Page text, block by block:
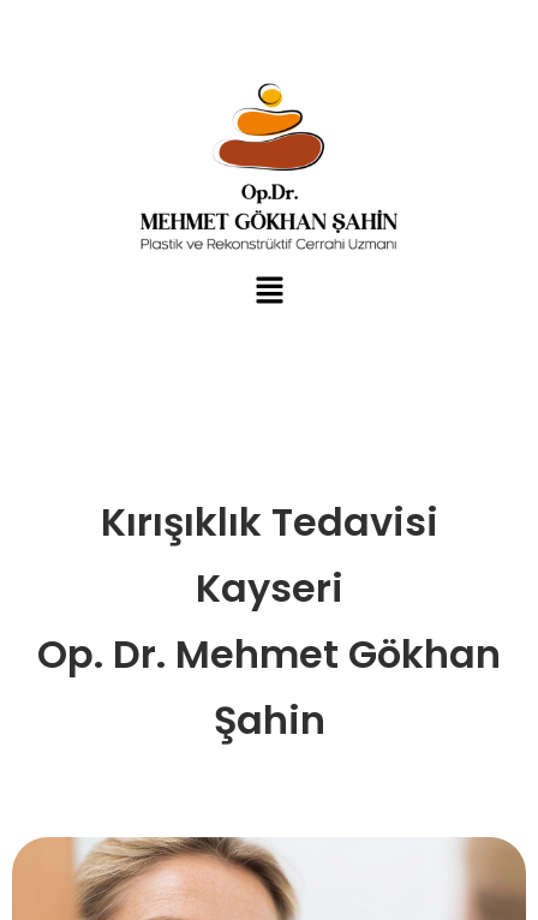
Kırışıklık Tedavisi
Kayseri
Op. Dr. Mehmet Gökhan
Şahin